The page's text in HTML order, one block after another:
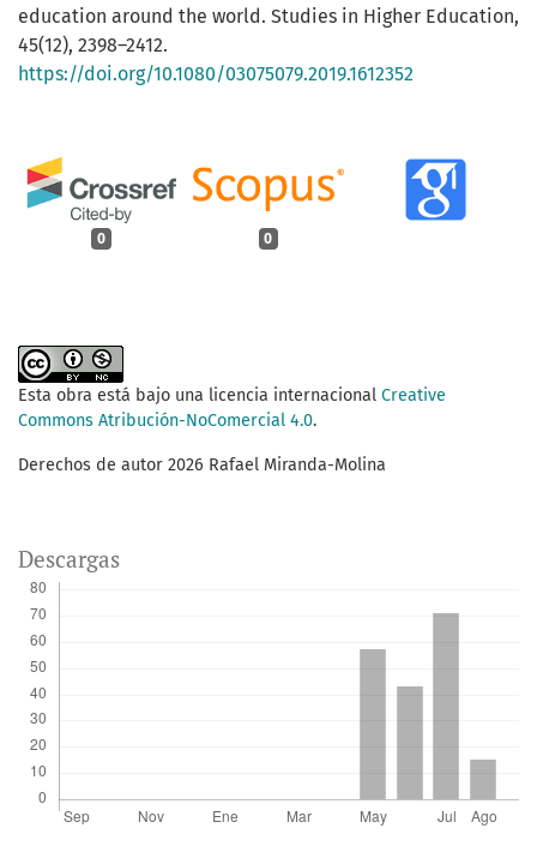
0 0
education around the world. Studies in Higher Education,
45(12), 2398–2412.
https://doi.org/10.1080/03075079.2019.1612352
Esta obra está bajo una licencia internacional Creative
Commons Atribución-NoComercial 4.0.
Derechos de autor 2026 Rafael Miranda-Molina
Descargas